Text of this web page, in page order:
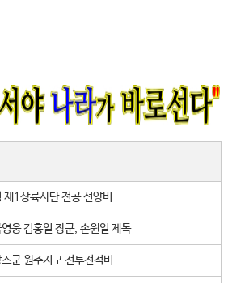
1상륙사단 전공 선양비
웅 김홍일 장군, 손원일 제독
군 원주지구 전투전적비